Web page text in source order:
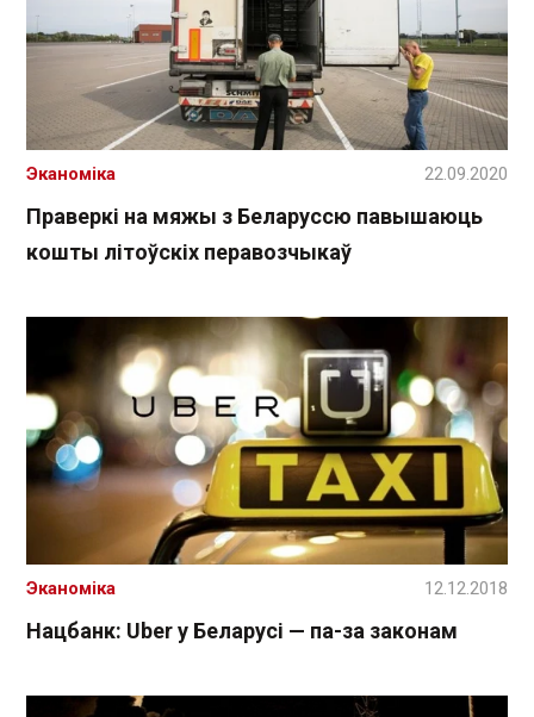
Праверкі на мяжы з Беларуссю павышаюць
кошты літоўскіх перавозчыкаў
Эканоміка 22.09.2020
Нацбанк: Uber у Беларусі — па-за законам
Эканоміка 12.12.2018